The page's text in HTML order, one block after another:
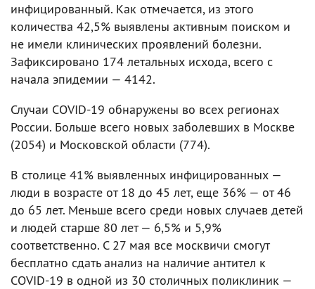
инфицированный. Как отмечается, из этого
количества 42,5% выявлены активным поиском и
не имели клинических проявлений болезни.
Зафиксировано 174 летальных исхода, всего с
начала эпидемии — 4142.
Случаи COVID-19 обнаружены во всех регионах
России. Больше всего новых заболевших в Москве
(2054) и Московской области (774).
В столице 41% выявленных инфицированных —
люди в возрасте от 18 до 45 лет, еще 36% — от 46
до 65 лет. Меньше всего среди новых случаев детей
и людей старше 80 лет — 6,5% и 5,9%
соответственно. С 27 мая все москвичи смогут
бесплатно сдать анализ на наличие антител к
COVID-19 в одной из 30 столичных поликлиник —